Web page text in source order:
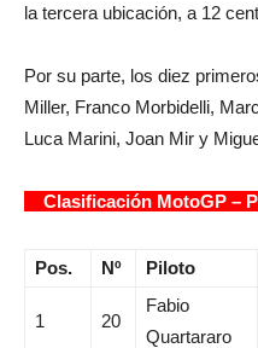
la tercera ubicación, a 12
Por su parte, los diez
Miller, Franco Morbidelli,
Luca Marini, Joan Mir y
Clasificación MotoGP –
Pos. Nº Piloto
1 20
Fabio
Quartararo